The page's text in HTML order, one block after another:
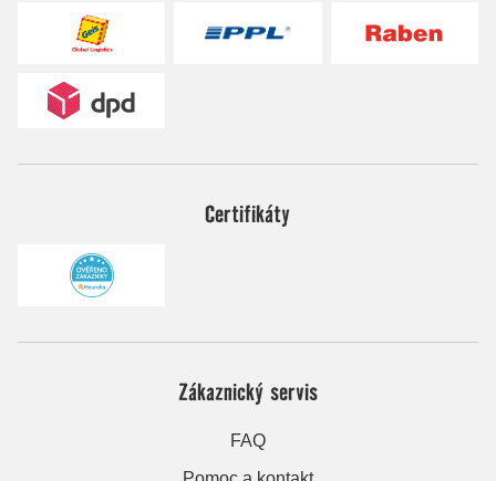
Certifikáty
Zákaznický servis
FAQ